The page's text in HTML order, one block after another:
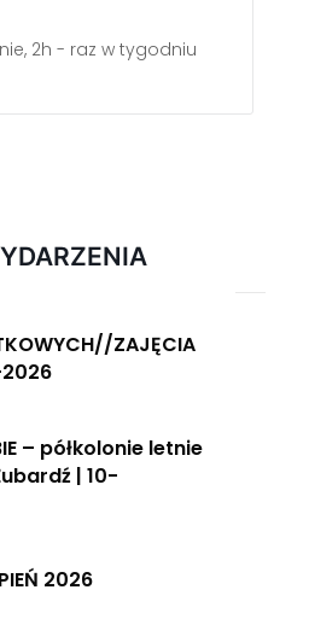
2h - raz w tygodniu
ZAJĘCIA
– półkolonie letnie
| 10-
2026